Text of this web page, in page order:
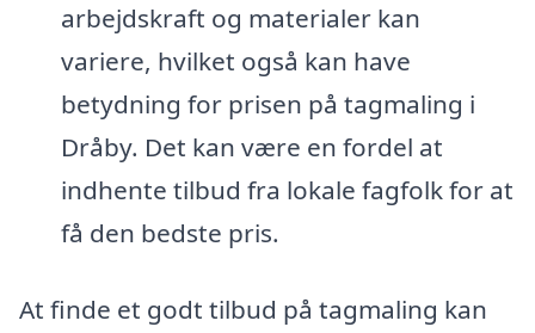
arbejdskraft og materialer kan
variere, hvilket også kan have
betydning for prisen på tagmaling i
Dråby. Det kan være en fordel at
indhente tilbud fra lokale fagfolk for at
få den bedste pris.
At finde et godt tilbud på tagmaling kan